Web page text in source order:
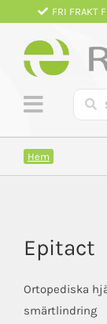
Fortsätt
innehållet
FRI FRAKT
Hem
Epitact
Ortopediska
smärtlindring